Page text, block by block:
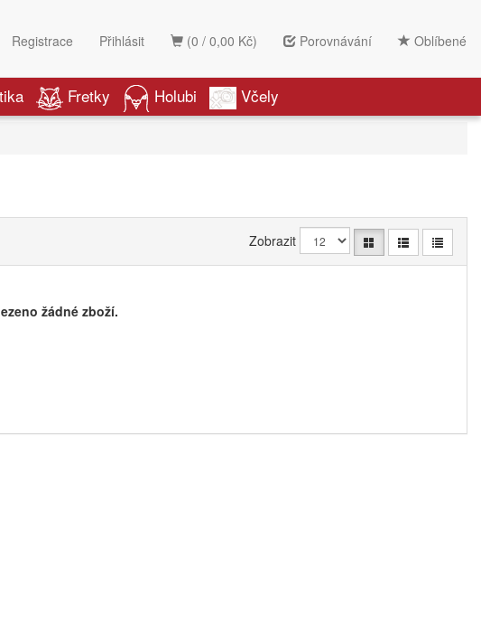
(0 / 0,00 Kč) Porovnávání Oblíbené
Registrace Přihlásit
Fretky Holubi Včely
Zobrazit
žádné zboží.